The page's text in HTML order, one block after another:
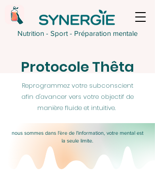
Nutrition - Sport - Préparation mentale
Protocole Thêta
Reprogrammez votre subconscient
afin d'avancer vers votre objectif de
manière fluide et intuitive.
nous sommes dans l'ère de l'information, votre mental est
la seule limite.